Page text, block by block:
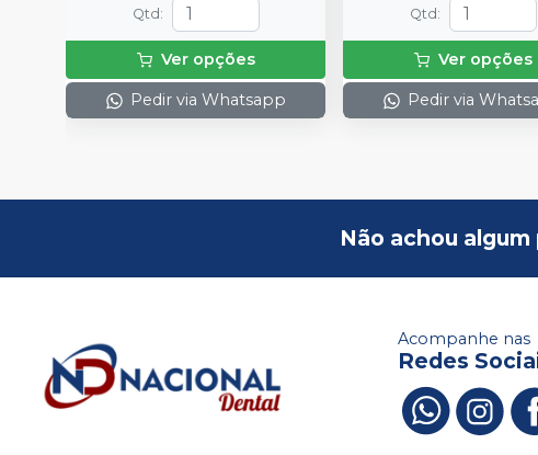
Qtd :
Ver opções
Pedir via Whatsapp
Qtd :
Ver opções
Pedir via
Não achou
Acompanhe nas
Redes